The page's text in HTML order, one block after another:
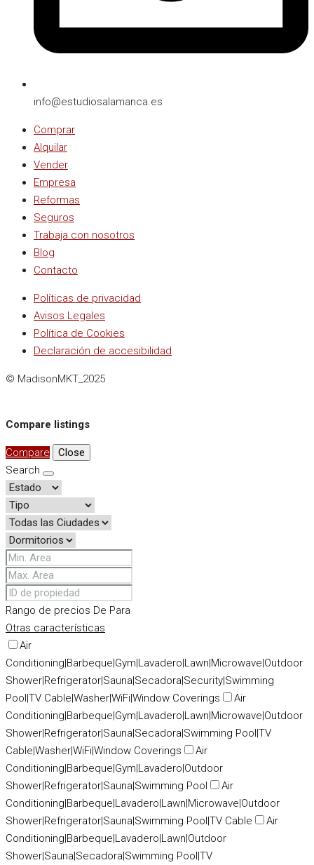
info@estudiosalamanca.es​
Comprar
Alquilar
Vender
Empresa
Reformas
Seguros
Trabaja con nosotros
Blog
Contacto
Políticas de privacidad
Avisos Legales
Política de Cookies
Declaración de accesibilidad
© MadisonMKT_2025
Compare listings
Compare
Close
Search
Rango de precios De Para
Otras características
Air
Conditioning|Barbeque|Gym|Lavadero|Lawn|Microwave|Outdoor
Shower|Refrigerator|Sauna|Secadora|Security|Swimming
Pool|TV Cable|Washer|WiFi|Window Coverings
Air
Conditioning|Barbeque|Gym|Lavadero|Lawn|Microwave|Outdoor
Shower|Refrigerator|Sauna|Secadora|Swimming Pool|TV
Cable|Washer|WiFi|Window Coverings
Air
Conditioning|Barbeque|Gym|Lavadero|Outdoor
Shower|Refrigerator|Sauna|Swimming Pool
Air
Conditioning|Barbeque|Lavadero|Lawn|Microwave|Outdoor
Shower|Refrigerator|Sauna|Swimming Pool|TV Cable
Air
Conditioning|Barbeque|Lavadero|Lawn|Outdoor
Shower|Sauna|Secadora|Swimming Pool|TV